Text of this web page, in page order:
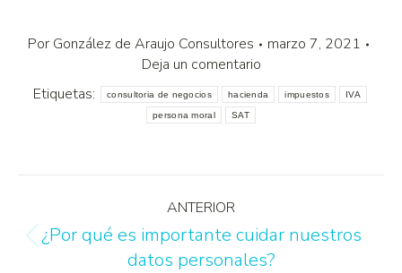
Por González de Araujo Consultores
marzo 7, 2021
Deja un comentario
Etiquetas:
consultoria de negocios hacienda impuestos IVA
persona moral SAT
ANTERIOR
¿Por qué es importante cuidar nuestros
datos personales?